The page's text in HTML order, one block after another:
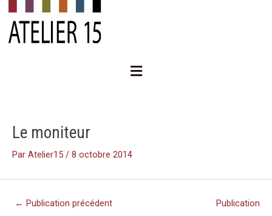
contenu
Menu
Le moniteur
Par Atelier15 / 8 octobre 2014
articles
← Publication précédent
Publication